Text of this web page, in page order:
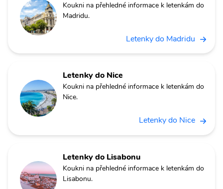
Koukni na přehledné informace k letenkám do
Madridu.
Letenky do Madridu
Letenky do Nice
Koukni na přehledné informace k letenkám do
Nice.
Letenky do Nice
Letenky do Lisabonu
Koukni na přehledné informace k letenkám do
Lisabonu.